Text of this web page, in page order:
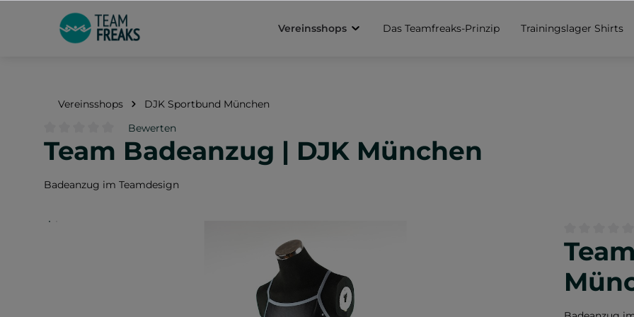
Zur Hauptnavigation springen
Vereinsshops
Das Teamfreaks-Prinzip Trainingslager Shirts
Vereinsshops DJK Sportbund München
Durchschnittliche Bewertung von 0 von 5 Sternen
Bewerten
Team Badeanzug | DJK München
Badeanzug im Teamdesign